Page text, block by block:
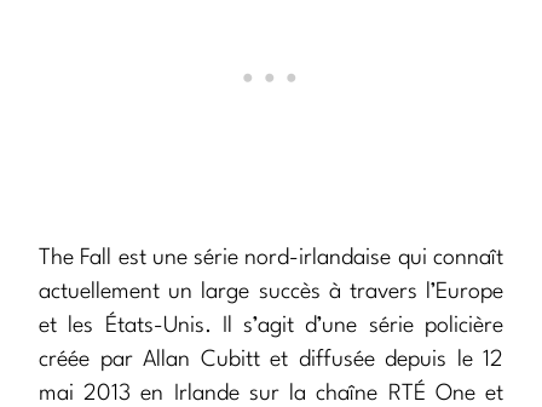
The Fall est une série nord-irlandaise qui connaît
actuellement un large succès à travers l’Europe
et les États-Unis. Il s’agit d’une série policière
créée par Allan Cubitt et diffusée depuis le 12
mai 2013 en Irlande sur la chaîne RTÉ One et